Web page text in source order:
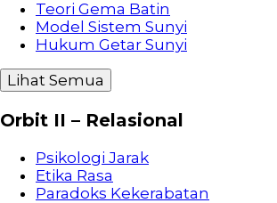
Teori Gema Batin
Model Sistem Sunyi
Hukum Getar Sunyi
Lihat Semua
Orbit II – Relasional
Psikologi Jarak
Etika Rasa
Paradoks Kekerabatan